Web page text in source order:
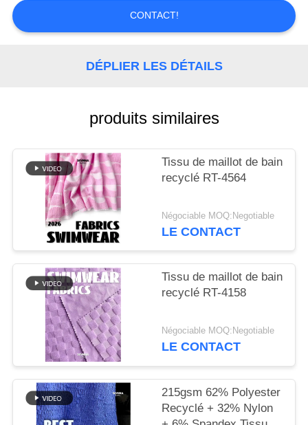
NOUS
NOUVELLES
PLAN
DU
PRIVACY
POLICY
CONTACT!
DÉPLIER LES DÉTAILS
produits similaires
Tissu de maillot de bain
recyclé RT-4564
Négociable MOQ:Negotiable
LE CONTACT
Tissu de maillot de bain
recyclé RT-4158
Négociable MOQ:Negotiable
LE CONTACT
215gsm 62% Polyester
Recyclé + 32% Nylon